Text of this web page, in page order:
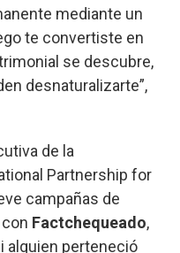
mediante un
te convertiste en
se descubre,
desnaturalizarte”,
de la
Partnership for
campañas de
Factchequeado,
alguien perteneció